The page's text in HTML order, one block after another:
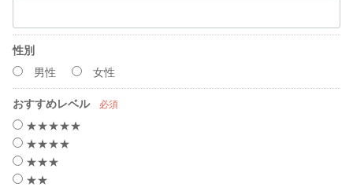
性別
男性
女性
おすすめレベル 必須
★★★★★
★★★★
★★★
★★